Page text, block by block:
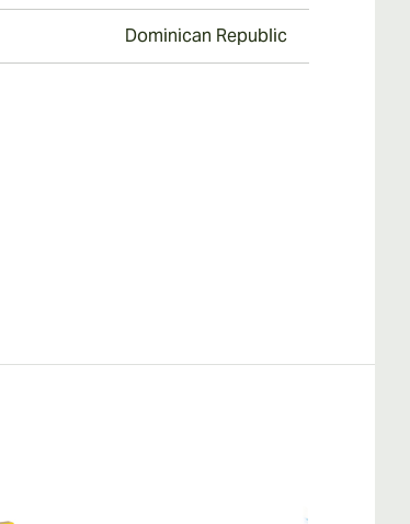
Dominican Republic